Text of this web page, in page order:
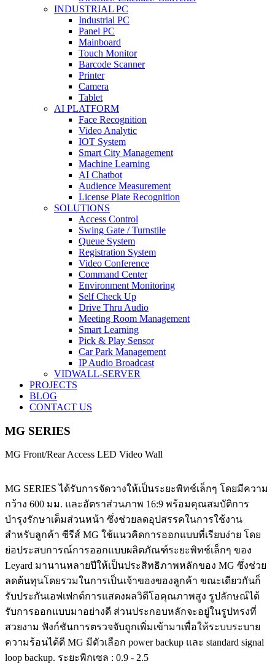
INDUSTRIAL PC
Industrial PC
Panel PC
Mainboard
Touch Monitor
Barcode Scanner
Printer
Camera
Tablet
AI PLATFORM
Face Recognition
Video Analytic
IOT System
Smart City Management
Machine Learning
AI Chatbot
Audience Measurement
License Plate Recognition
SOLUTIONS
Access Control
Swing Gate / Turnstile
Queue System
Registration System
Video Conference
Command Center
Environment Monitoring
Self Check Up
Drive Thru Audio
Meeting Room Management
Smart Learning
Pick & Play Sensor
Car Park Management
IP Audio Broadcast
VIDWALL-SERVER
PROJECTS
BLOG
CONTACT US
MG SERIES
MG Front/Rear Access LED Video Wall
MG SERIES ได้รับการจัดวางให้เป็นระยะพิทช์เล็กๆ โดยมีความ
กว้าง 600 มม. และอัตราส่วนภาพ 16:9 พร้อมคุณสมบัติการ
บำรุงรักษาเต็มส่วนหน้า ซึ่งช่วยลดอุปสรรคในการใช้งาน
สำหรับลูกค้า ซีรีส์ MG ใช้แนวคิดการออกแบบที่เรียบง่าย โดย
ย่อประสบการณ์การออกแบบผลิตภัณฑ์ระยะพิทช์เล็กๆ ของ
Leyard มานานหลายปีให้เป็นประสิทธิภาพหลักของ MG ซึ่งช่วย
ลดต้นทุนโดยรวมในการเป็นเจ้าของของลูกค้า ขณะเดียวกันก็
รับประกันเอฟเฟกต์การแสดงผลวิดีโอคุณภาพสูง รูปลักษณ์ได้
รับการออกแบบมาอย่างดี ส่วนประกอบหลักจะอยู่ในรูปทรงที่
สวยงาม ฟังก์ชันการตรวจจับถูกเพิ่มเข้ามาเพื่อให้ระบบระบาย
ความร้อนได้ดี MG มีตัวเลือก power backup และ standard signal
loop backup. ระยะพิกเซล : 0.9 - 2.5